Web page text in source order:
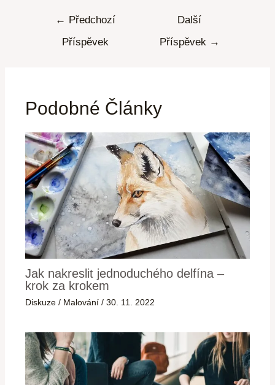
← Předchozí
Příspěvek
Další
Příspěvek →
Podobné Články
Jak nakreslit jednoduchého delfína –
krok za krokem
Diskuze / Malování /30. 11. 2022